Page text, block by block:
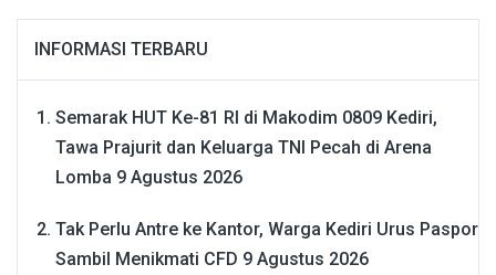
INFORMASI TERBARU
Semarak HUT Ke-81 RI di Makodim 0809 Kediri,
Tawa Prajurit dan Keluarga TNI Pecah di Arena
Lomba 9 Agustus 2026
Tak Perlu Antre ke Kantor, Warga Kediri Urus Paspor
Sambil Menikmati CFD 9 Agustus 2026